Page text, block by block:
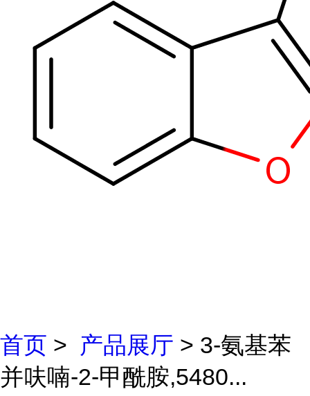
首页 > 产品展厅 > 3-氨基苯
并呋喃-2-甲酰胺,5480...